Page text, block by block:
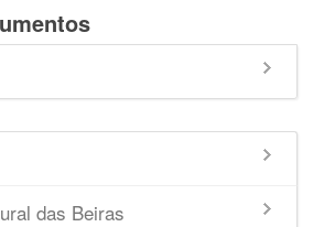
das Beiras